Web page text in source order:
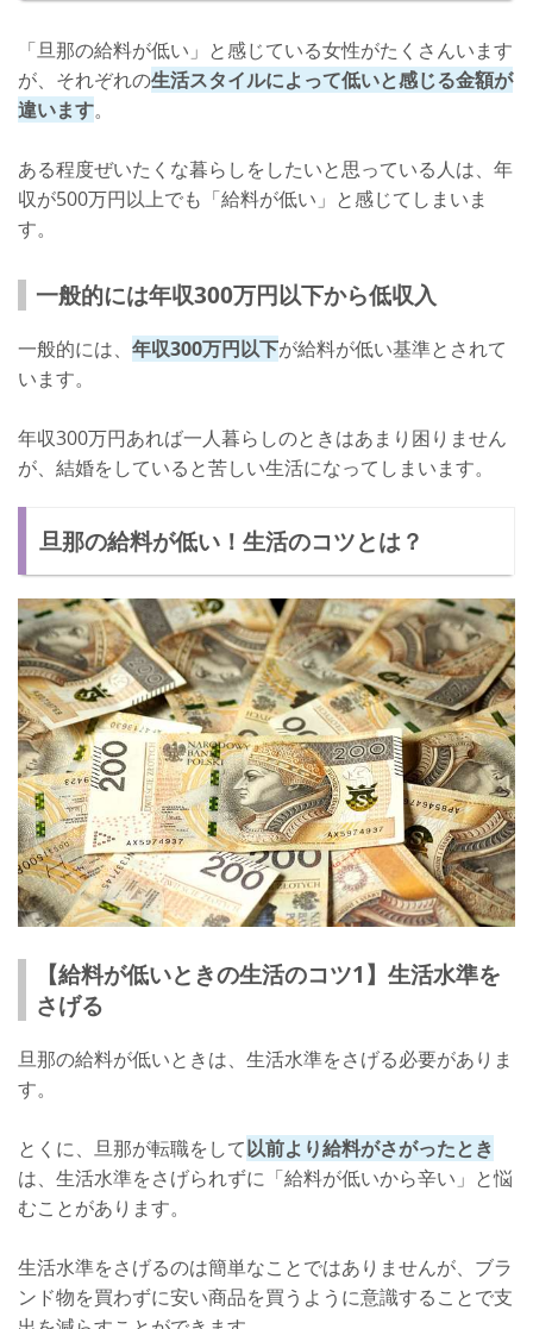
「旦那の給料が低い」と感じている女性がたくさんいます
が、それぞれの生活スタイルによって低いと感じる金額が
違います。
ある程度ぜいたくな暮らしをしたいと思っている人は、年
収が500万円以上でも「給料が低い」と感じてしまいま
す。
一般的には年収300万円以下から低収入
一般的には、 年収300万円以下が給料が低い基準とされて
います。
年収300万円あれば一人暮らしのときはあまり困りません
が、結婚をしていると苦しい生活になってしまいます。
旦那の給料が低い！生活のコツとは？
【給料が低いときの生活のコツ1】生活水準を
さげる
旦那の給料が低いときは、生活水準をさげる必要がありま
す。
とくに、旦那が転職をして以前より給料がさがったとき
は、生活水準をさげられずに「給料が低いから辛い」と悩
むことがあります。
生活水準をさげるのは簡単なことではありませんが、ブラ
ンド物を買わずに安い商品を買うように意識することで支